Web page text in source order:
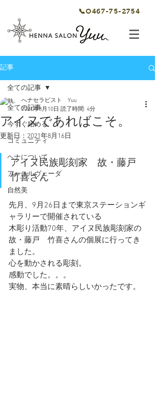
📞O467-75-2754
記事
全ての記事
今すぐ始める
コミュニティ
ヘナについて
アーユルヴェーダ
自然美
全ての記事
アイヌであればこそ。
へナセラピスト Yuu
2021年8月10日 読了時間: 4分
更新日： 2021年8月16日
アイヌ民族彫刻家　故・藤戸
竹喜さん
先月、9月26日まで東京ステーションギ
ャラリーで開催されている
木彫り活動70年、アイヌ民族彫刻家の
故・藤戸　竹喜さんの個展に行ってき
ました。
心を動かされる彫刻。
感動でした。。。
実物、本当に素晴らしいかったです。